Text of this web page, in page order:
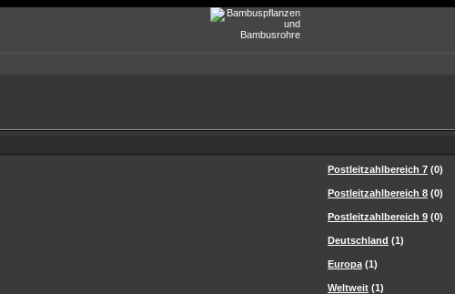
Postleitzahlbereich 7 (0)
Postleitzahlbereich 8 (0)
Postleitzahlbereich 9 (0)
Deutschland (1)
Europa (1)
Weltweit (1)